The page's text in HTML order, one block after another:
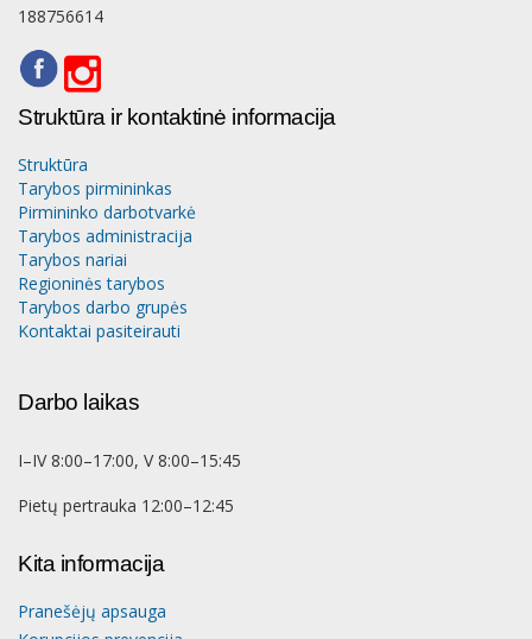
188756614
Struktūra ir kontaktinė informacija
Struktūra
Tarybos pirmininkas
Pirmininko darbotvarkė
Tarybos administracija
Tarybos nariai
Regioninės tarybos
Tarybos darbo grupės
Kontaktai pasiteirauti
Darbo laikas
I–IV 8:00–17:00, V 8:00–15:45
Pietų pertrauka 12:00–12:45
Kita informacija
Pranešėjų apsauga